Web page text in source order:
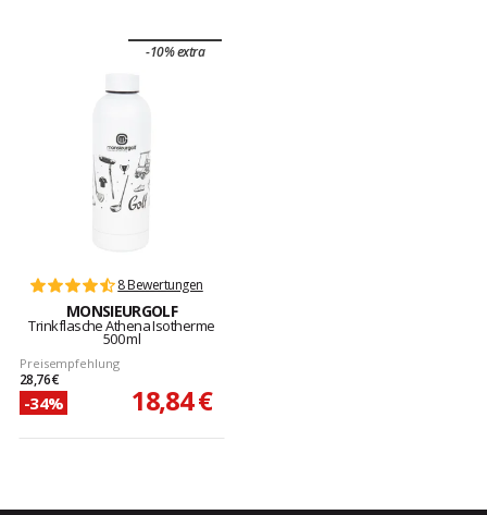
-10% extra
8 Bewertungen
MONSIEURGOLF
Trinkflasche Athena Isotherme
500 ml
Preisempfehlung
28,76 €
-34% 18,84 €